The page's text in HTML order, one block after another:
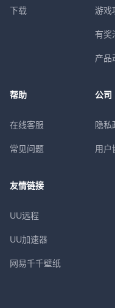
下载 游戏
有奖
产品
帮助
在线客服
常见问题
公司
隐私
用户
友情链接
UU远程
UU加速器
网易千千壁纸